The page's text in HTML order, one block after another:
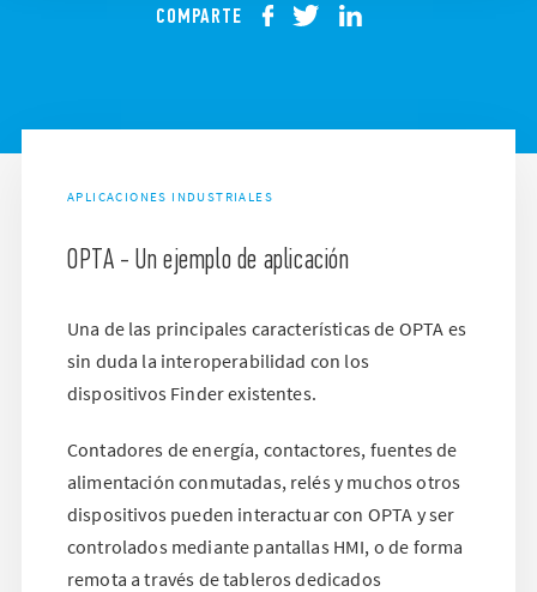
COMPARTE
APLICACIONES INDUSTRIALES
OPTA - Un ejemplo de aplicación
Una de las principales características de OPTA es
sin duda la interoperabilidad con los
dispositivos Finder existentes.
Contadores de energía, contactores, fuentes de
alimentación conmutadas, relés y muchos otros
dispositivos pueden interactuar con OPTA y ser
controlados mediante pantallas HMI, o de forma
remota a través de tableros dedicados